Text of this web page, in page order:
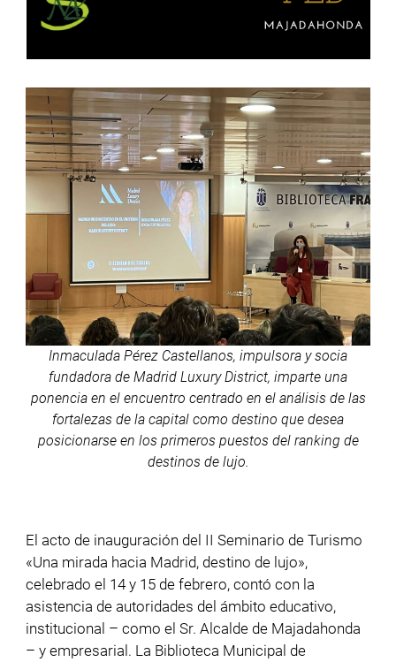
Inmaculada Pérez Castellanos, impulsora y socia
fundadora de Madrid Luxury District, imparte una
ponencia en el encuentro centrado en el análisis de las
fortalezas de la capital como destino que desea
posicionarse en los primeros puestos del ranking de
destinos de lujo.
El acto de inauguración del II Seminario de Turismo
«Una mirada hacia Madrid, destino de lujo»,
celebrado el 14 y 15 de febrero, contó con la
asistencia de autoridades del ámbito educativo,
institucional – como el Sr. Alcalde de Majadahonda
– y empresarial. La Biblioteca Municipal de